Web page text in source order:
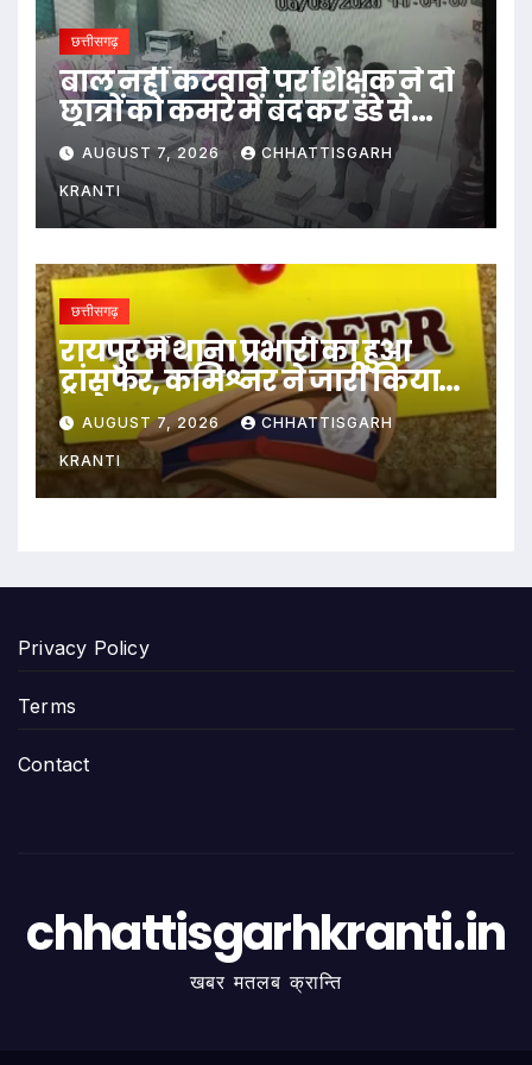
छत्तीसगढ़
बाल नहीं कटवाने पर शिक्षक ने दो
छात्रों को कमरे में बंद कर डंडे से
पीटा…
AUGUST 7, 2026 CHHATTISGARH
KRANTI
छत्तीसगढ़
रायपुर में थाना प्रभारी का हुआ
ट्रांसफर, कमिश्नर ने जारी किया
आदेश
AUGUST 7, 2026 CHHATTISGARH
KRANTI
Privacy Policy
Terms
Contact
chhattisgarhkranti.in
खबर मतलब क्रान्ति